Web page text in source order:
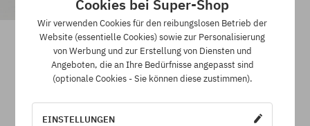
Universalgröße Universalgröße
DC Dc 1994 Sport Cap
37,90 € 15,90 €
Cookies bei Super-Shop
Wir verwenden Cookies für den reibungslosen Betrieb der
Website (essentielle Cookies) sowie zur Personalisierung
von Werbung und zur Erstellung von Diensten und
Angeboten, die an Ihre Bedürfnisse angepasst sind
(optionale Cookies - Sie können diese zustimmen).
EINSTELLUNGEN